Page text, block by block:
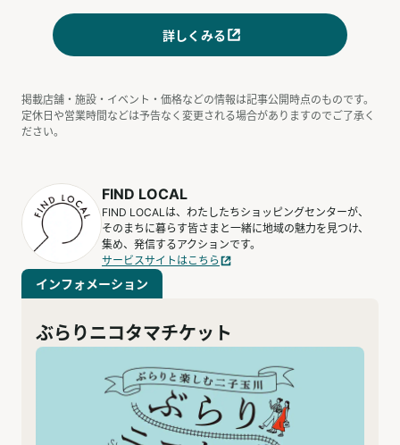
詳しくみる
掲載店舗・施設・イベント・価格などの情報は記事公開時点のものです。
定休日や営業時間などは予告なく変更される場合がありますのでご了承く
ださい。
FIND LOCAL
FIND LOCALは、わたしたちショッピングセンターが、
そのまちに暮らす皆さまと一緒に地域の魅力を見つけ、
集め、発信するアクションです。
サービスサイトはこちら
インフォメーション
ぶらりニコタマチケット